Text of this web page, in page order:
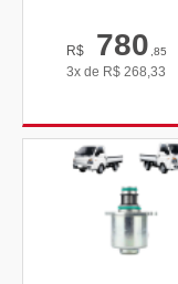
R$ 780,85
3x de R$ 268,33